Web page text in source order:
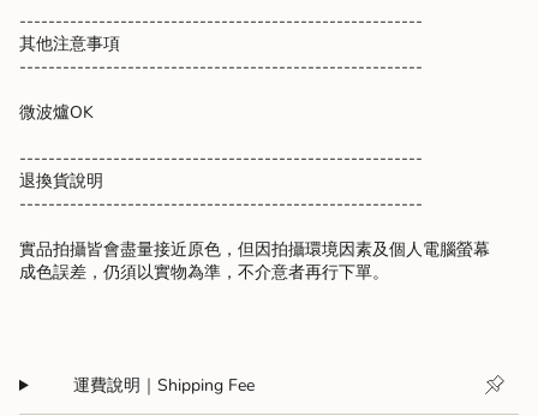
--------------------------------------------------------
其他注意事項
--------------------------------------------------------
微波爐OK
--------------------------------------------------------
退換貨說明
--------------------------------------------------------
實品拍攝皆會盡量接近原色，但因拍攝環境因素及個人電腦螢幕
成色誤差，仍須以實物為準，不介意者再行下單。
運費說明｜Shipping Fee